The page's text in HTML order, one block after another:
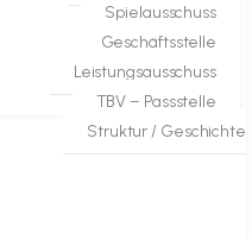
Spielausschuss
Geschäftsstelle
Leistungsausschuss
TBV – Passstelle
Struktur / Geschichte